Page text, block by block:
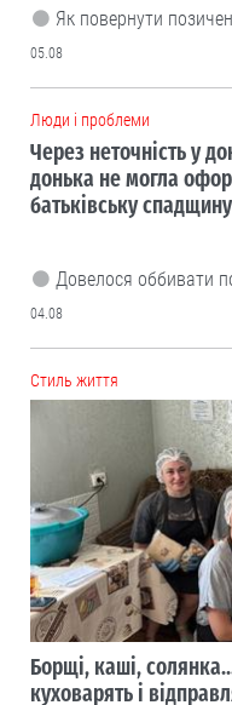
Як повернути
05.08
Люди і проблеми
Через неточність у
донька не могла
батьківську спадщину
Довелося оббивати
04.08
Cтиль життя
Борщі, каші,
куховарять і